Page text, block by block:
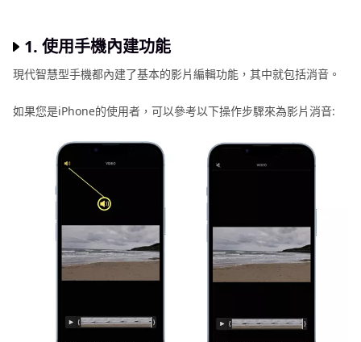
1. 使用手機內建功能
現代智慧型手機都內建了基本的影片編輯功能，其中就包括消音。
如果您是iPhone的使用者，可以參考以下操作步驟來為影片消音: